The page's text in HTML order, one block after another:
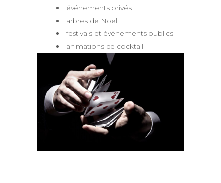
événements privés
arbres de Noël
festivals et événements publics
animations de cocktail